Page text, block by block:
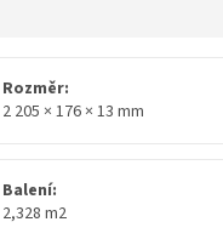
Rozměr:
2 205 × 176 × 13 mm
Balení:
2,328 m2